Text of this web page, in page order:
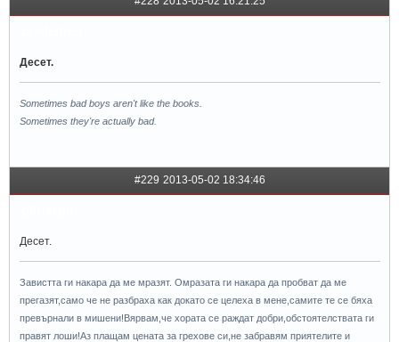
Десет.
Sometimes bad boys aren't like the books.
Sometimes they're actually bad.
#229 2013-05-02 18:34:46
Десет.
Завистта ги накара да ме мразят. Омразата ги накара да пробват да ме
прегазят,само че не разбраха как докато се целеха в мене,самите те се бяха
превърнали в мишени!Вярвам,че хората се раждат добри,обстоятелствата ги
правят лоши!Аз плащам цената за грехове си,не забравям приятелите и